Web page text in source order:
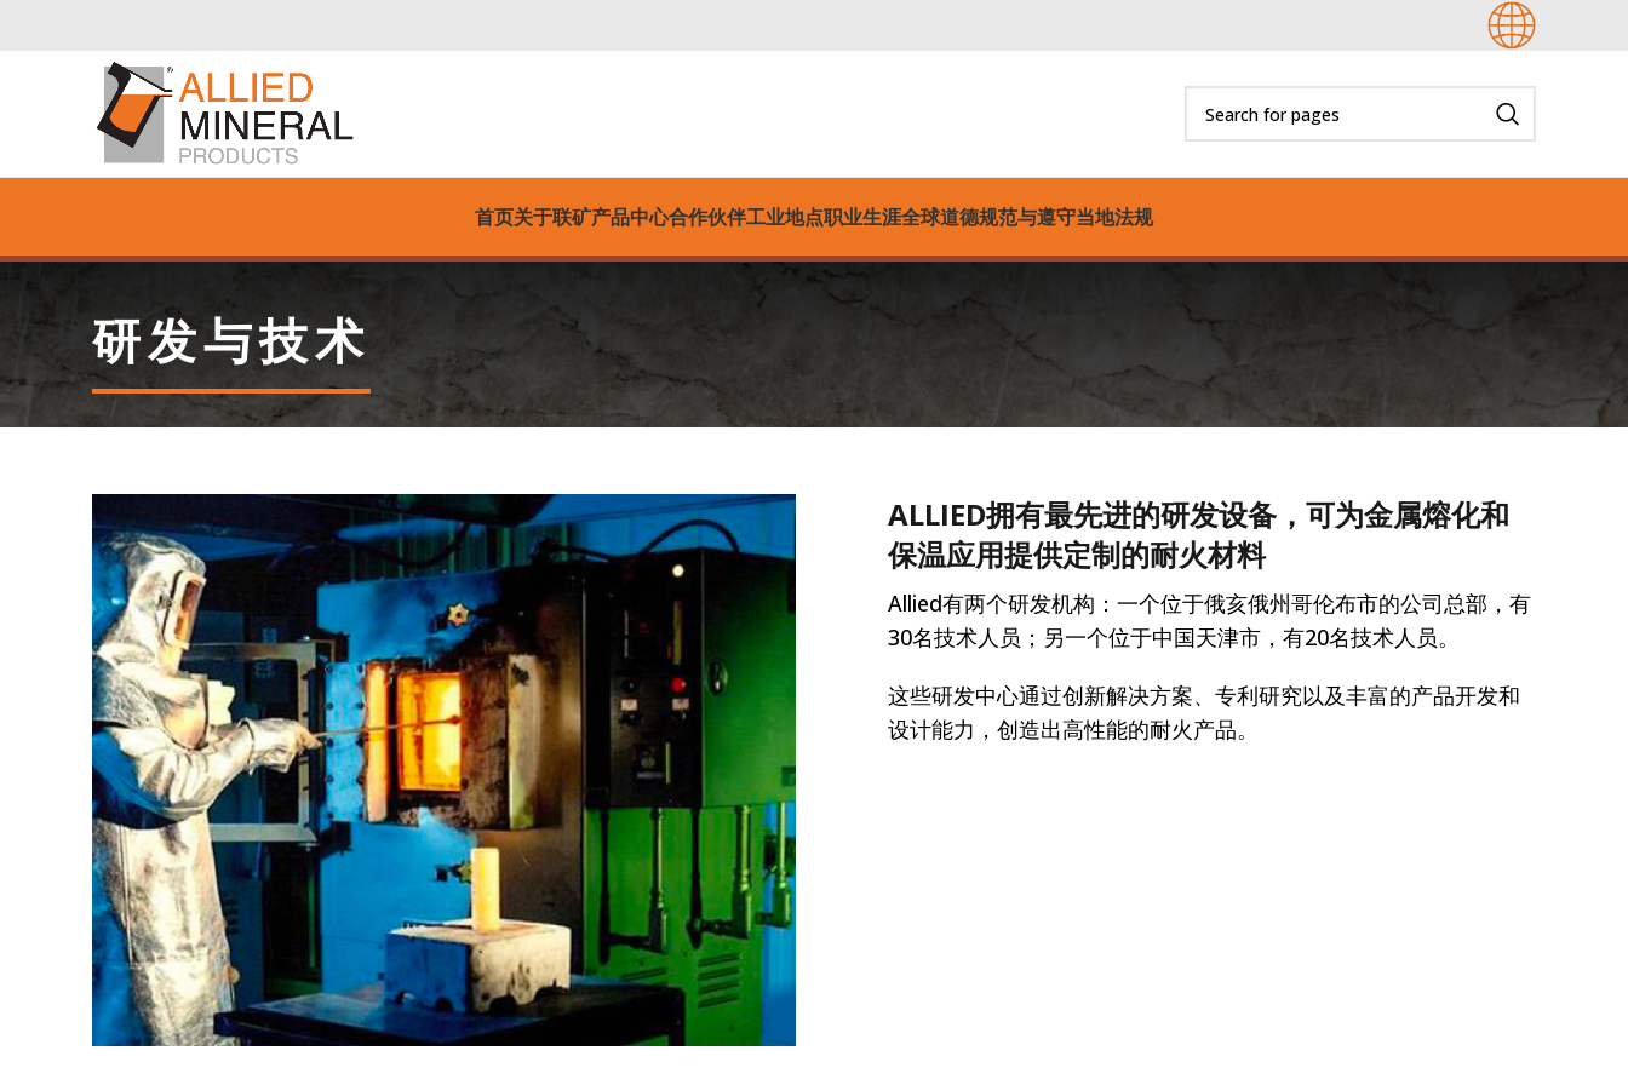
首页关于联矿产品中心合作伙伴工业地点职业生涯全球道德规范与遵守当地法规
研发与技术
ALLIED拥有最先进的研发设备，可为金属熔化和
保温应用提供定制的耐火材料
Allied有两个研发机构：一个位于俄亥俄州哥伦布市的公司总部，有
30名技术人员；另一个位于中国天津市，有20名技术人员。
这些研发中心通过创新解决方案、专利研究以及丰富的产品开发和
设计能力，创造出高性能的耐火产品。